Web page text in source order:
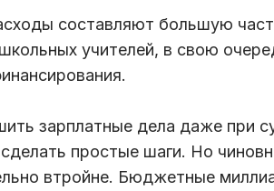
составляют большую
учителей, в свою
зарплатные дела даже при
простые шаги. Но
втройне. Бюджетные